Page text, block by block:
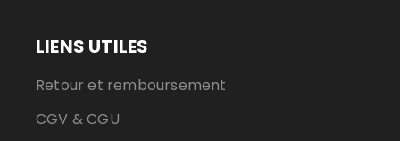
LIENS UTILES
Retour et remboursement
CGV & CGU